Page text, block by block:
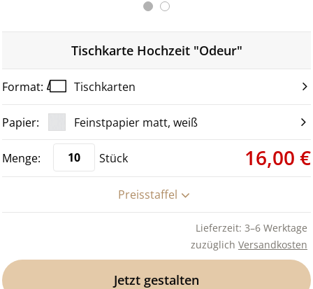
Tischkarte Hochzeit "Odeur"
Tischkarten
Feinstpapier matt, weiß
Stück 16,00 €
Preisstaffel
Lieferzeit: 3–6 Werktage
zuzüglich Versandkosten
Jetzt gestalten